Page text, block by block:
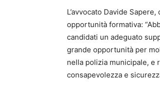
L’avvocato Davide
opportunità formativa:
candidati un adeguato
grande opportunità per
nella polizia municipale, e
consapevolezza e